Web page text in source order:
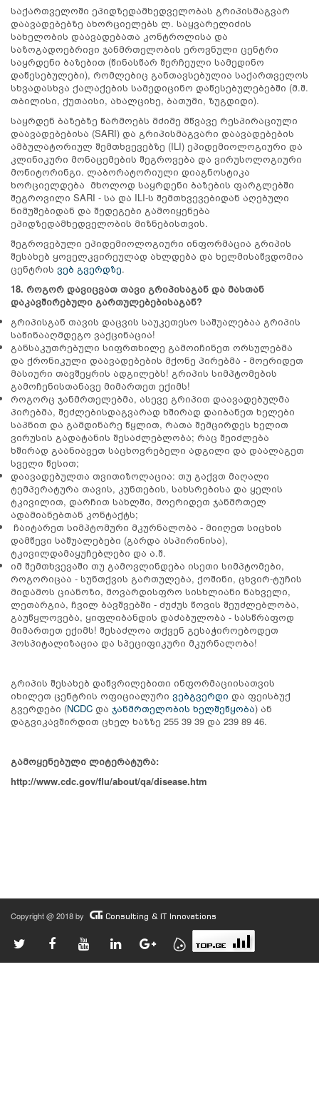
საქართველოში ეპიდზედამხედველობას გრიპისმაგვარ
დაავადებებზე ახორციელებს ლ. საყვარელიძის
სახელობის დაავადებათა კონტროლისა და
საზოგადოებრივი ჯანმრთელობის ეროვნული ცენტრი
საყრდენი ბაზებით (წინასწარ შერჩეული სამედინო
დაწესებულები), რომლებიც განთავსებულია საქართველოს
სხვადასხვა ქალაქების სამედიცინო დაწესებულებებში (მ.შ.
თბილისი, ქუთაისი, ახალციხე, ბათუმი, ზუგდიდი).
საყრდენ ბაზებზე წარმოებს მძიმე მწვავე რესპირაციული
დაავადებებისა (SARI) და გრიპისმაგვარი დაავადებების
ამბულატორიულ შემთხვევებზე (ILI) ეპიდემიოლოგიური და
კლინიკური მონაცემების შეგროვება და ვირუსოლოგიური
მონიტორინგი. ლაბორატორიული დიაგნოსტიკა
ხორციელდება მხოლოდ საყრდენი ბაზების ფარგლებში
შეგროვილი SARI - სა და ILI-ს შემთხვევებიდან აღებული
ნიმუშებიდან და შედეგები გამოიყენება
ეპიდზედამხედველობის მიზნებისთვის.
შეგროვებული ეპიდემიოლოგიური ინფორმაცია გრიპის
შესახებ ყოველკვირეულად ახლდება და ხელმისაწვდომია
ცენტრის ვებ გვერდზე.
18. როგორ დავიცვათ თავი გრიპისაგან და მასთან
დაკავშირებული გართულებებისაგან?
გრიპისგან თავის დაცვის საუკეთესო საშუალებაა გრიპის
საწინააღმდეგო ვაქცინაცია!
განსაკუთრებული სიფრთხილე გამოიჩინეთ ორსულებმა
და ქრონიკული დაავადებების მქონე პირებმა - მოერიდეთ
მასიური თავშეყრის ადგილებს! გრიპის სიმპტომების
გამოჩენისთანავე მიმართეთ ექიმს!
როგორც ჯანმრთელებმა, ასევე გრიპით დაავადებულმა
პირებმა, შეძლებისდაგვარად ხშირად დაიბანეთ ხელები
საპნით და გამდინარე წყლით, რათა შემცირდეს ხელით
ვირუსის გადატანის შესაძლებლობა; რაც შეიძლება
ხშირად გაანიავეთ საცხოვრებელი ადგილი და დაალაგეთ
სველი წესით;
დაავადებულთა თვითიზოლაცია: თუ გაქვთ მაღალი
ტემპერატურა თავის, კუნთების, სახსრებისა და ყელის
ტკივილით, დარჩით სახლში, მოერიდეთ ჯანმრთელ
ადამიანებთან კონტაქტს;
ჩაიტარეთ სიმპტომური მკურნალობა - მიიღეთ სიცხის
დამწევი საშუალებები (გარდა ასპირინისა),
ტკივილდამაყუჩებლები და ა.შ.
იმ შემთხვევაში თუ გამოვლინდება ისეთი სიმპტომები,
როგორიცაა - სუნთქვის გართულება, ქოშინი, ცხვირ-ტუჩის
მიდამოს ციანოზი, მოვარდისფრო სისხლიანი ნახველი,
ლეთარგია, ჩვილ ბავშვებში - ძუძუს წოვის შეუძლებლობა,
გაუწყლოვება, ყიფლიბანდის დაძაბულობა - სასწრაფოდ
მიმართეთ ექიმს! შესაძლოა თქვენ გესაჭიროებოდეთ
ჰოსპიტალიზაცია და სპეციფიკური მკურნალობა!
გრიპის შესახებ დაწვრილებითი ინფორმაციისათვის
იხილეთ ცენტრის ოფიციალური ვებგვერდი და ფეისბუქ
გვერდები (NCDC და ჯანმრთელობის ხელშეწყობა) ან
დაგვიკავშირდით ცხელ ხაზზე 255 39 39 და 239 89 46.
გამოყენებული ლიტერატურა:
http://www.cdc.gov/flu/about/qa/disease.htm
Copyright @ 2018 by Consulting & IT Innovations